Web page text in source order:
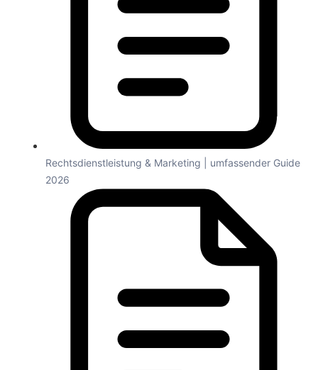
Rechtsdienstleistung & Marketing | umfassender Guide
2026